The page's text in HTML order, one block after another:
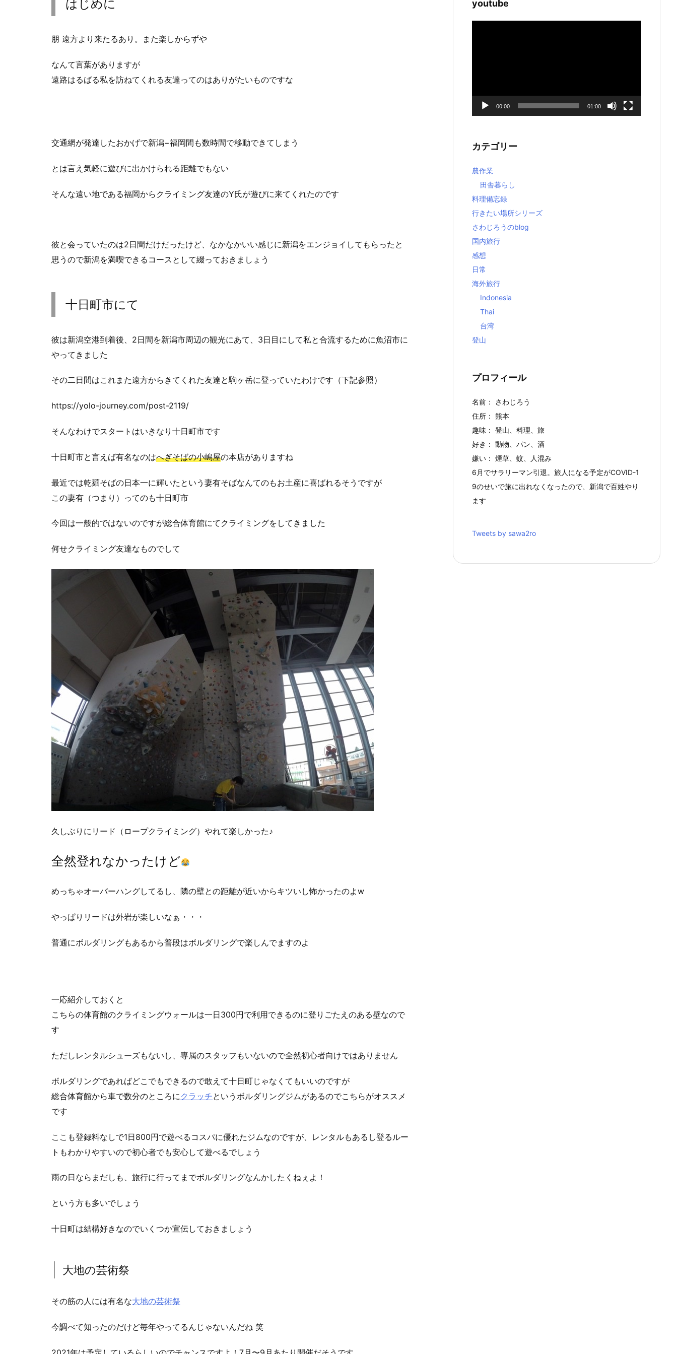
はじめに
朋 遠方より来たるあり。また楽しからずや
なんて言葉がありますが
遠路はるばる私を訪ねてくれる友達ってのはありがたいものですな
交通網が発達したおかげで新潟−福岡間も数時間で移動できてしまう
とは言え気軽に遊びに出かけられる距離でもない
そんな遠い地である福岡からクライミング友達のY氏が遊びに来てくれたのです
彼と会っていたのは2日間だけだったけど、なかなかいい感じに新潟をエンジョイしてもらったと
思うので新潟を満喫できるコースとして綴っておきましょう
十日町市にて
彼は新潟空港到着後、2日間を新潟市周辺の観光にあて、3日目にして私と合流するために魚沼市に
やってきました
その二日間はこれまた遠方からきてくれた友達と駒ヶ岳に登っていたわけです（下記参照）
https://yolo-journey.com/post-2119/
そんなわけでスタートはいきなり十日町市です
十日町市と言えば有名なのはへぎそばの小嶋屋の本店がありますね
最近では乾麺そばの日本一に輝いたという妻有そばなんてのもお土産に喜ばれるそうですが
この妻有（つまり）ってのも十日町市
今回は一般的ではないのですが総合体育館にてクライミングをしてきました
何せクライミング友達なものでして
久しぶりにリード（ロープクライミング）やれて楽しかった♪
全然登れなかったけど
めっちゃオーバーハングしてるし、隣の壁との距離が近いからキツいし怖かったのよw
やっぱりリードは外岩が楽しいなぁ・・・
普通にボルダリングもあるから普段はボルダリングで楽しんでますのよ
一応紹介しておくと
こちらの体育館のクライミングウォールは一日300円で利用できるのに登りごたえのある壁なので
す
ただしレンタルシューズもないし、専属のスタッフもいないので全然初心者向けではありません
ボルダリングであればどこでもできるので敢えて十日町じゃなくてもいいのですが
総合体育館から車で数分のところに クラッチというボルダリングジムがあるのでこちらがオススメ
です
ここも登録料なしで1日800円で遊べるコスパに優れたジムなのですが、レンタルもあるし登るルー
トもわかりやすいので初心者でも安心して遊べるでしょう
雨の日ならまだしも、旅行に行ってまでボルダリングなんかしたくねぇよ！
という方も多いでしょう
十日町は結構好きなのでいくつか宣伝しておきましょう
大地の芸術祭
その筋の人には有名な大地の芸術祭
今調べて知ったのだけど毎年やってるんじゃないんだね 笑
youtube
00:00 01:00
カテゴリー
農作業
田舎暮らし
料理備忘録
行きたい場所シリーズ
さわじろうのblog
国内旅行
感想
日常
海外旅行
Indonesia
Thai
台湾
登山
プロフィール
名前： さわじろう
住所： 熊本
趣味： 登山、料理、旅
好き： 動物、パン、酒
嫌い： 煙草、蚊、人混み
6月でサラリーマン引退。旅人になる予定がCOVID-1
9のせいで旅に出れなくなったので、新潟で百姓やり
ます
Tweets by sawa2ro